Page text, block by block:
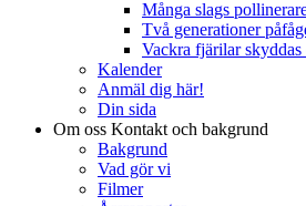
Många slags
Två generationer
Vackra fjärilar
Kalender
Anmäl dig här!
Din sida
Om oss Kontakt och bakgrund
Bakgrund
Vad gör vi
Filmer